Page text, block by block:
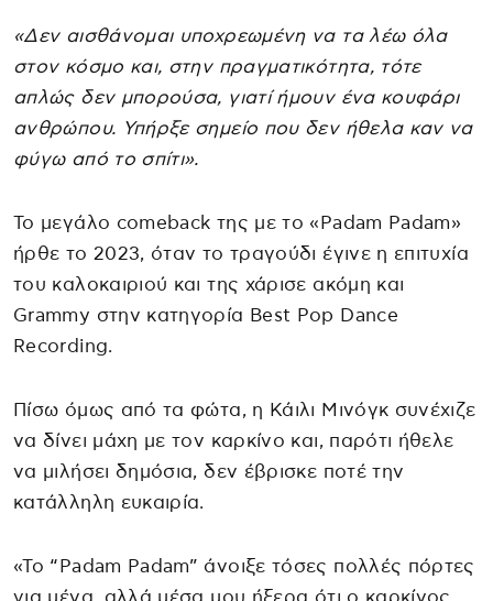
«Δεν αισθάνομαι υποχρεωμένη να τα λέω όλα
στον κόσμο και, στην πραγματικότητα, τότε
απλώς δεν μπορούσα, γιατί ήμουν ένα κουφάρι
ανθρώπου. Υπήρξε σημείο που δεν ήθελα καν να
φύγω από το σπίτι».
Το μεγάλο comeback της με το «Padam Padam»
ήρθε το 2023, όταν το τραγούδι έγινε η επιτυχία
του καλοκαιριού και της χάρισε ακόμη και
Grammy στην κατηγορία Best Pop Dance
Recording.
Πίσω όμως από τα φώτα, η Κάιλι Μινόγκ συνέχιζε
να δίνει μάχη με τον καρκίνο και, παρότι ήθελε
να μιλήσει δημόσια, δεν έβρισκε ποτέ την
κατάλληλη ευκαιρία.
«Το “Padam Padam” άνοιξε τόσες πολλές πόρτες
για μένα, αλλά μέσα μου ήξερα ότι ο καρκίνος